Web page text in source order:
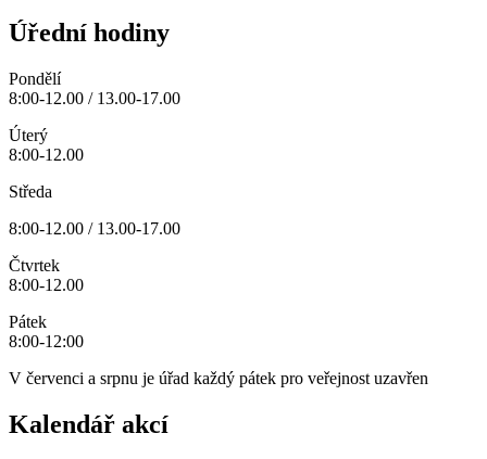
Úřední hodiny
Pondělí
8:00-12.00 / 13.00-17.00
Úterý
8:00-12.00
Středa
8:00-12.00 / 13.00-17.00
Čtvrtek
8:00-12.00
Pátek
8:00-12:00
V červenci a srpnu je úřad každý pátek pro veřejnost uzavřen
Kalendář akcí